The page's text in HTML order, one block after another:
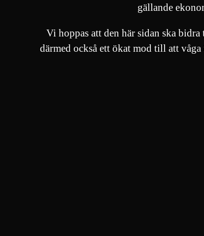
gällande
Vi hoppas att den här sidan ska
därmed också ett ökat mod till att